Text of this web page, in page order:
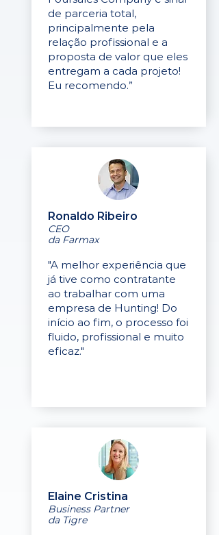
de parceria total,
principalmente pela
relação profissional e a
proposta de valor que eles
entregam a cada projeto!
Eu recomendo.”
Ronaldo Ribeiro
CEO
da Farmax
"A melhor experiência que
já tive como contratante
ao trabalhar com uma
empresa de Hunting! Do
início ao fim, o processo foi
fluido, profissional e muito
eficaz."
Elaine Cristina
Business Partner
da Tigre